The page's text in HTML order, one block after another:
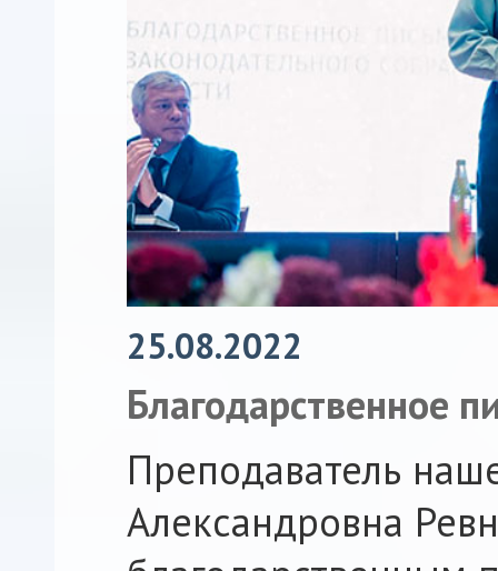
25.08.2022
Благодарственное
Преподаватель
Александровна